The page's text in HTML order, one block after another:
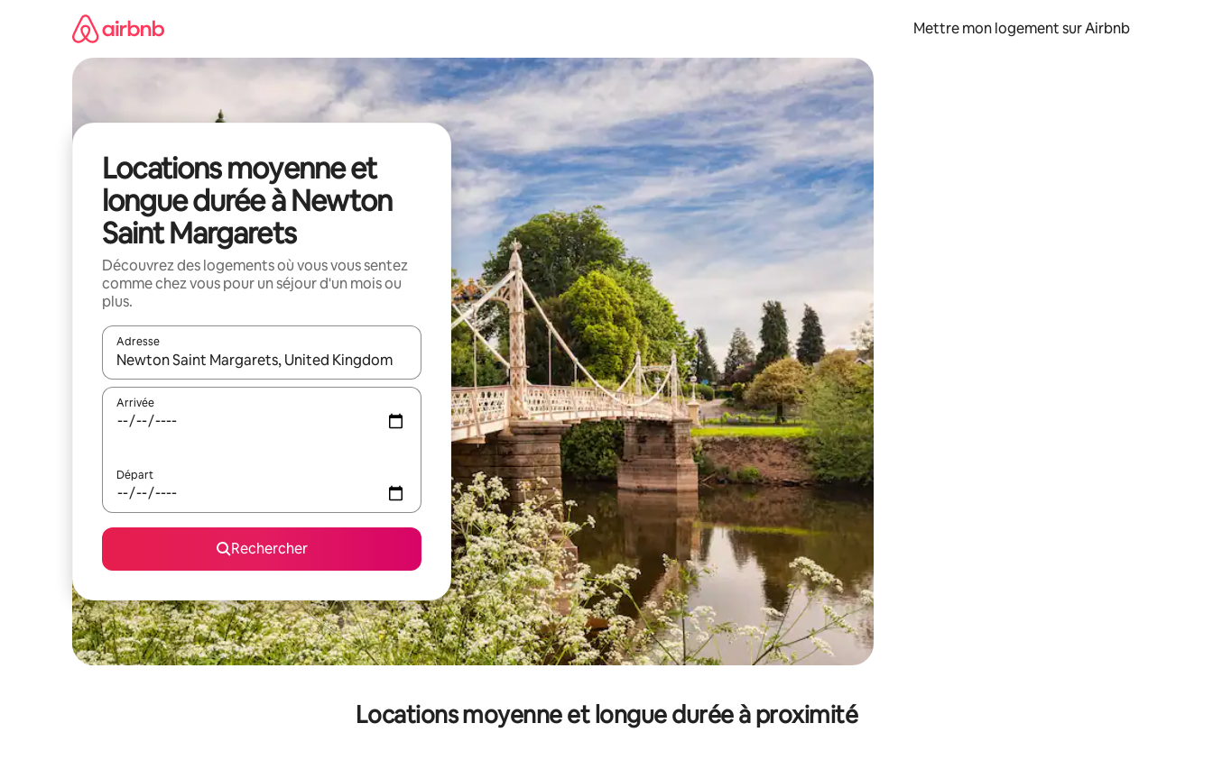
Mettre mon logement sur Airbnb
Locations moyenne et
longue durée à Newton
Saint Margarets
Découvrez des logements où vous vous sentez
comme chez vous pour un séjour d'un mois ou
plus.
Adresse
Lorsque les résultats s'affichent, utilisez les flèches vers le haut et vers le bas pour les parcourir ou en appuyant et en faisant glisser.
Arrivée
Départ
Rechercher
Locations moyenne et longue durée à proximité